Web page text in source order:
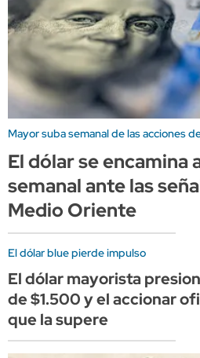
Mayor suba semanal de las acciones
El dólar se encamina
semanal ante las
Medio Oriente
El dólar blue pierde impulso
El dólar mayorista
de $1.500 y el accionar
que la supere